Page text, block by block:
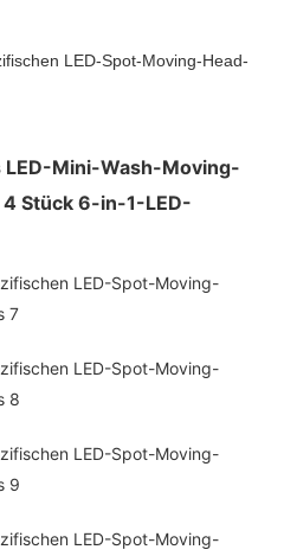
Mini-Wash-Moving-
Stück 6-in-1-LED-